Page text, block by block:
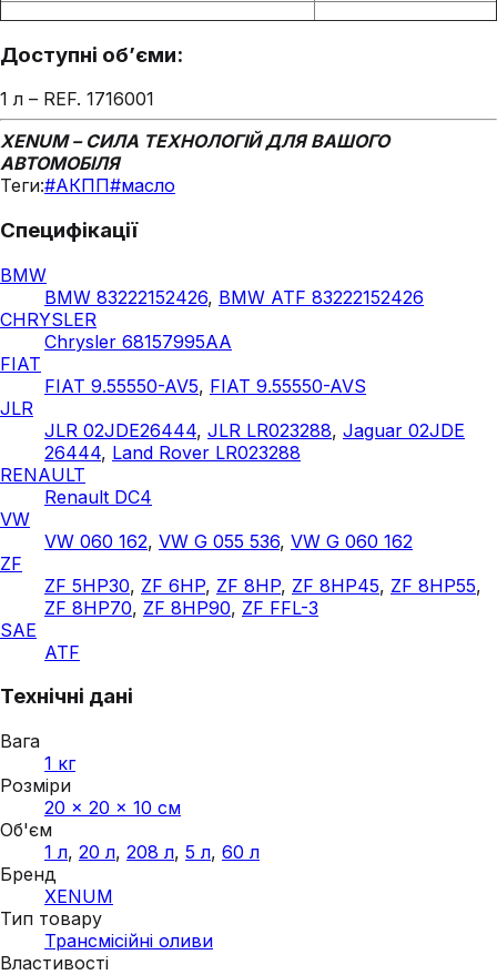
Доступні об’єми:
1 л – REF. 1716001
XENUM – СИЛА ТЕХНОЛОГІЙ ДЛЯ ВАШОГО
АВТОМОБІЛЯ
Теги:#АКПП#масло
Специфікації
BMW
BMW 83222152426, BMW ATF 83222152426
CHRYSLER
Chrysler 68157995AA
FIAT
FIAT 9.55550-AV5, FIAT 9.55550-AVS
JLR
JLR 02JDE26444, JLR LR023288, Jaguar 02JDE
26444, Land Rover LR023288
RENAULT
Renault DC4
VW
VW 060 162, VW G 055 536, VW G 060 162
ZF
ZF 5HP30, ZF 6HP, ZF 8HP, ZF 8HP45, ZF 8HP55,
ZF 8HP70, ZF 8HP90, ZF FFL-3
SAE
ATF
Технічні дані
Вага
1 кг
Розміри
20 × 20 × 10 см
Об'єм
1 л, 20 л, 208 л, 5 л, 60 л
Бренд
XENUM
Тип товару
Трансмісійні оливи
Властивості